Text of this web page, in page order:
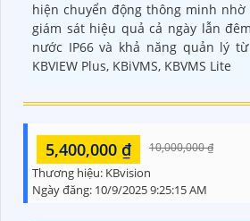
hiện chuyển động thông minh nhờ
giám sát hiệu quả cả ngày lẫn
nước IP66 và khả năng quản lý
KBVIEW Plus, KBiVMS, KBVMS Lite
5,400,000 ₫ 10,000,000 ₫
Thương hiệu: KBvision
Ngày đăng: 10/9/2025 9:25:15 AM